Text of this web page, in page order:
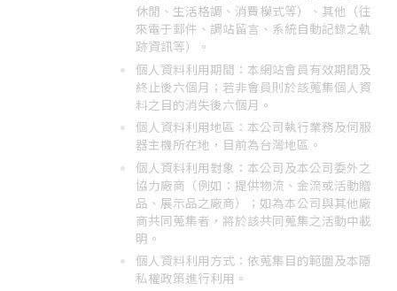
休閒、生活格調、消費模式等）、其他（往
來電于郵件、調站留言、系統自動記錄之軌
跡資訊等）。
個人資料利用期間：本網站會員有效期間及
終止後六個月；若非會員則於該蒐集個人資
料之目的消失後六個月。
個人資料利用地區：本公司執行業務及伺服
器主機所在地，目前為台灣地區。
個人資料利用對象：本公司及本公司委外之
協力廠商（例如：提供物流、金流或活動贈
品、展示品之廠商）；如為本公司與其他廠
商共同蒐集者，將於該共同蒐集之活動中載
明。
個人資料利用方式：依蒐集目的範圍及本隱
私權政策進行利用。